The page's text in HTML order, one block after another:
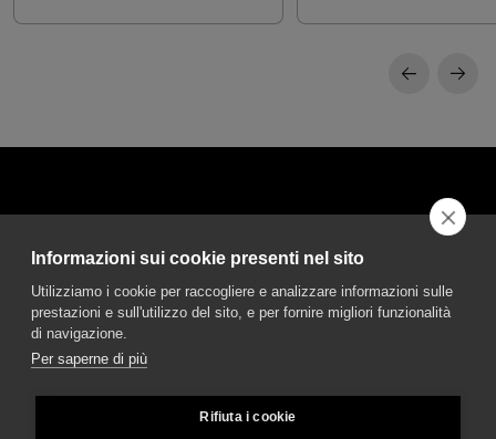
50013 Campi Bisenzio Firenze - Italy
Informazioni sui cookie presenti nel sito
Utilizziamo i cookie per raccogliere e analizzare informazioni sulle
prestazioni e sull'utilizzo del sito, e per fornire migliori funzionalità
di navigazione.
Per saperne di più
Rifiuta i cookie